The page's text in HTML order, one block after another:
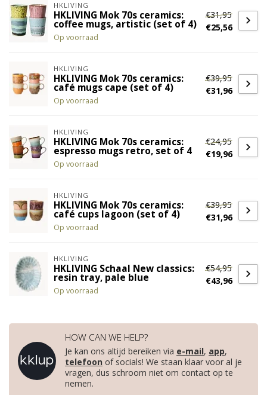
HKLIVING
HKLIVING Mok 70s ceramics:
coffee mugs, artistic (set of 4)
Op voorraad
€31,95
€25,56
HKLIVING
HKLIVING Mok 70s ceramics:
café mugs cape (set of 4)
Op voorraad
€39,95
€31,96
HKLIVING
HKLIVING Mok 70s ceramics:
espresso mugs retro, set of 4
Op voorraad
€24,95
€19,96
HKLIVING
HKLIVING Mok 70s ceramics:
café cups lagoon (set of 4)
Op voorraad
€39,95
€31,96
HKLIVING
HKLIVING Schaal New classics:
resin tray, pale blue
Op voorraad
€54,95
€43,96
HOW CAN WE HELP?
Je kan ons altijd bereiken via e-mail, app,
telefoon of socials! We staan klaar voor al je
vragen, dus schroom niet om contact op te
nemen.